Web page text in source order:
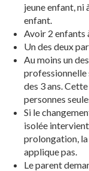
jeune enfant, ni
enfant.
Avoir 2
Un des deux
Au moins un
professionnelle
des 3 ans.
personnes
Si le
isolée
prolongation, la
applique pas.
Le parent